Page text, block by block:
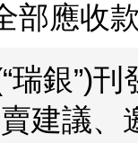
部應收
瑞銀”)
建議